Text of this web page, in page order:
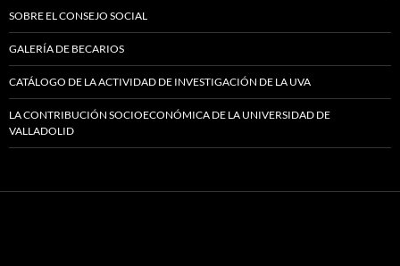
SOBRE EL CONSEJO SOCIAL
GALERÍA DE BECARIOS
CATÁLOGO DE LA ACTIVIDAD DE INVESTIGACIÓN DE LA UVA
LA CONTRIBUCIÓN SOCIOECONÓMICA DE LA UNIVERSIDAD DE
VALLADOLID